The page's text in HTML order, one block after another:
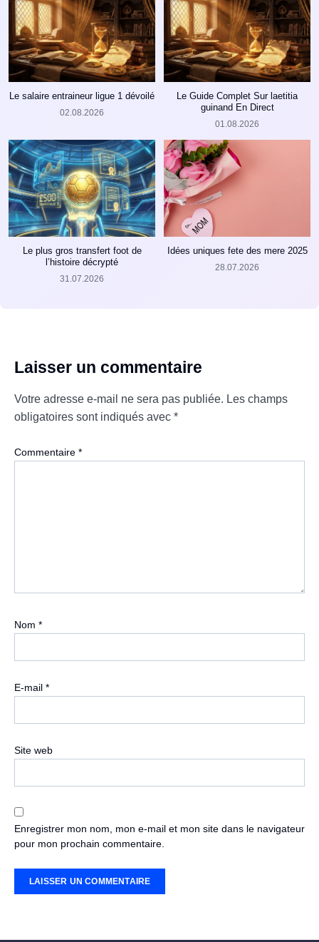
Le salaire entraineur ligue 1 dévoilé
02.08.2026
Le Guide Complet Sur laetitia
guinand En Direct
01.08.2026
Le plus gros transfert foot de
l’histoire décrypté
31.07.2026
Idées uniques fete des mere 2025
28.07.2026
Laisser un commentaire
Votre adresse e-mail ne sera pas publiée. Les champs
obligatoires sont indiqués avec *
Commentaire *
Nom *
E-mail *
Site web
Enregistrer mon nom, mon e-mail et mon site dans le navigateur
pour mon prochain commentaire.